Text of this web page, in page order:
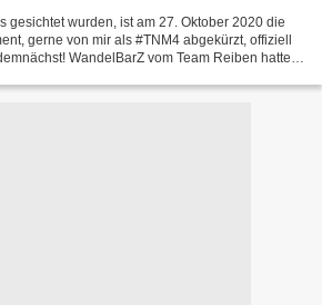
gesichtet wurden, ist am 27. Oktober 2020 die
gerne von mir als #TNM4 abgekürzt, offiziell
WandelBarZ vom Team Reiben hatte